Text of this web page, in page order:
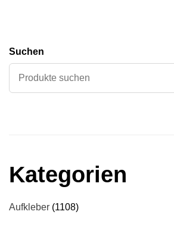
Suchen
Kategorien
Aufkleber 1108